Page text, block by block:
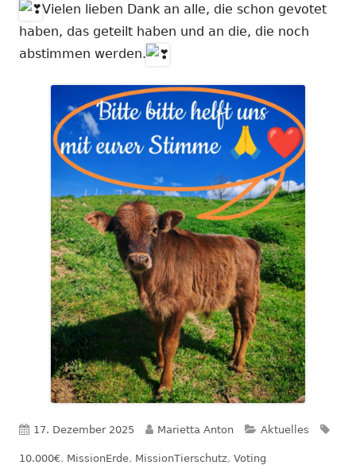
Fenster
öffnen
Vielen lieben Dank an alle, die schon gevotet
haben, das geteilt haben und an die, die noch
abstimmen werden.
Veröffentlicht
am
17. Dezember 2025 Autor
Marietta Anton Kategorien
Aktuelles
10.000€, MissionErde, MissionTierschutz, Voting